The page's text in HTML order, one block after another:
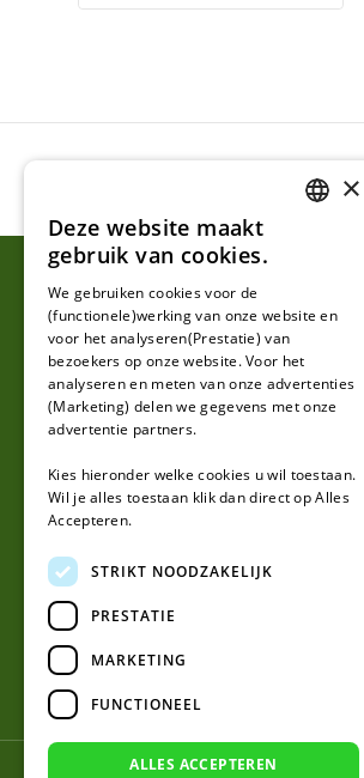
Klantenservice
Mijn account
Klantenservice
Over ons
GERMAN
×
Deze website maakt
gebruik van cookies.
We gebruiken cookies voor de
(functionele)werking van onze website en
voor het analyseren(Prestatie) van
bezoekers op onze website. Voor het
analyseren en meten van onze advertenties
(Marketing) delen we gegevens met onze
advertentie partners.
Kies hieronder welke cookies u wil toestaan.
Wil je alles toestaan klik dan direct op Alles
Accepteren.
STRIKT NOODZAKELIJK
PRESTATIE
MARKETING
FUNCTIONEEL
ALLES ACCEPTEREN